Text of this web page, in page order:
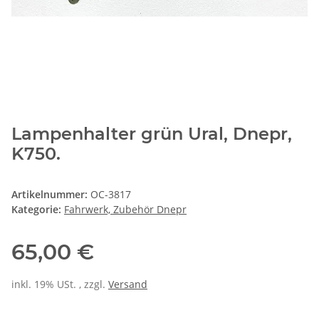
Lampenhalter grün Ural, Dnepr,
K750.
Artikelnummer: OC-3817
Kategorie: Fahrwerk, Zubehör Dnepr
65,00 €
inkl. 19% USt. , zzgl. Versand